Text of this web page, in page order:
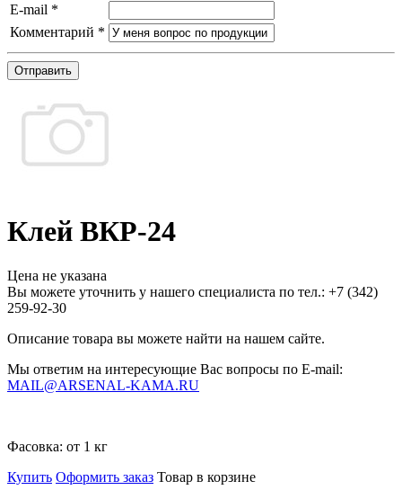
E-mail *
Комментарий *
Отправить
Клей ВКР-24
Цена не указана
Вы можете уточнить у нашего специалиста по тел.: +7 (342)
259-92-30
Описание товара вы можете найти на нашем сайте.
Мы ответим на интересующие Вас вопросы по E-mail:
MAIL@ARSENAL-KAMA.RU
Фасовка: от 1 кг
Купить Оформить заказ Товар в корзине